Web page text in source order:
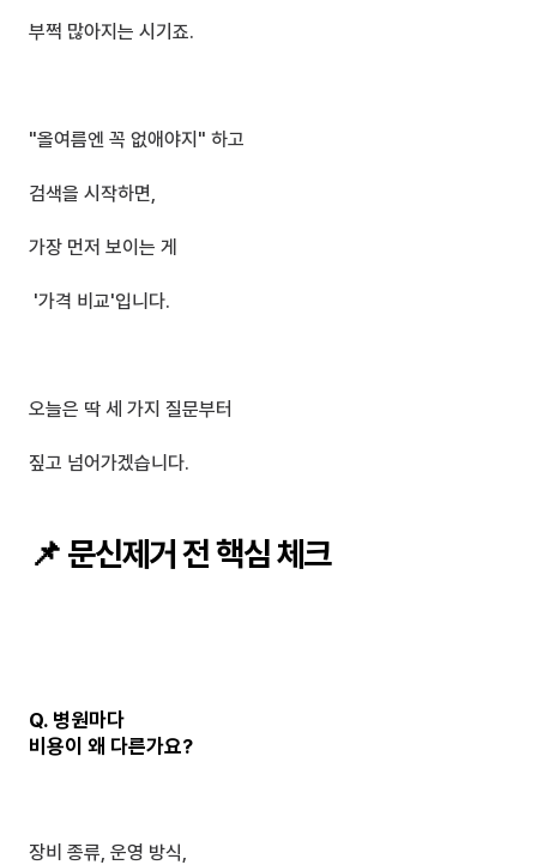
부쩍 많아지는 시기죠.
"올여름엔 꼭 없애야지" 하고
검색을 시작하면,
가장 먼저 보이는 게
'가격 비교'입니다.
오늘은 딱 세 가지 질문부터
짚고 넘어가겠습니다.
📌 문신제거 전 핵심 체크
Q. 병원마다
비용이 왜 다른가요?
장비 종류, 운영 방식,